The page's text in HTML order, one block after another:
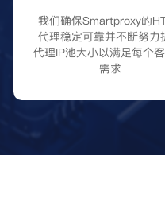
我们确保Smartproxy的
代理稳定可靠并不断努力
代理IP池大小以满足每个
需求